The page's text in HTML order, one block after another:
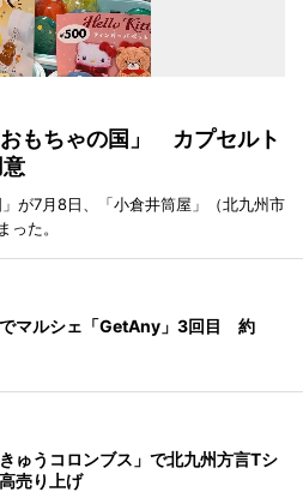
もちゃの国」 カプセルト
が7月8日、「小倉井筒屋」（北九州市
った。
マルシェ「GetAny」3回目 約
ゅうコロンブス」で北九州方言Tシ
売り上げ